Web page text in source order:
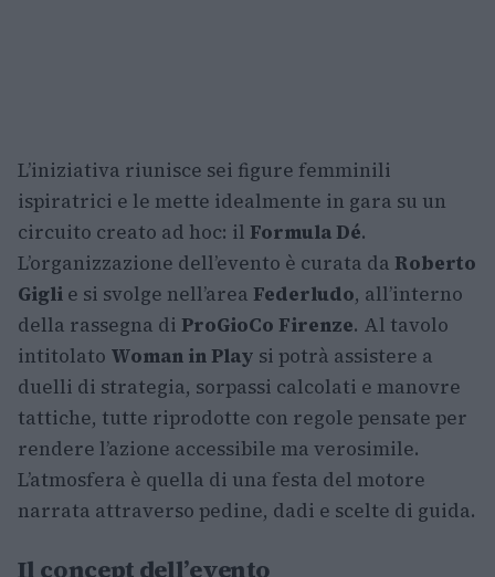
L’iniziativa riunisce sei figure femminili
ispiratrici e le mette idealmente in gara su un
circuito creato ad hoc: il Formula Dé.
L’organizzazione dell’evento è curata da Roberto
Gigli e si svolge nell’area Federludo, all’interno
della rassegna di ProGioCo Firenze. Al tavolo
intitolato Woman in Play si potrà assistere a
duelli di strategia, sorpassi calcolati e manovre
tattiche, tutte riprodotte con regole pensate per
rendere l’azione accessibile ma verosimile.
L’atmosfera è quella di una festa del motore
narrata attraverso pedine, dadi e scelte di guida.
Il concept dell’evento